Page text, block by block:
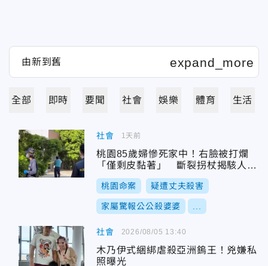
全部 即時 要聞 社會 娛樂 體育 生活
社會
桃園85歲婦慘死家中！右臉被打爛
「僅剩皮黏著」 斷裂拐杖揭駭人現
場
桃園命案 疑遭丈夫殺害
家屬驚報公公殺婆婆
1天前
社會
木乃伊式綑綁虐殺亞洲鎢王！兇嫌私
照曝光
2026/08/05 13:40